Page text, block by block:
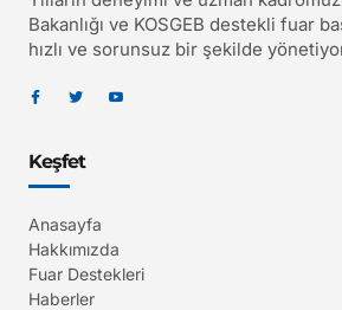
Bakanlığı ve KOSGEB destekli fuar
hızlı ve sorunsuz bir şekilde
Keşfet
Anasayfa
Hakkımızda
Fuar Destekleri
Haberler